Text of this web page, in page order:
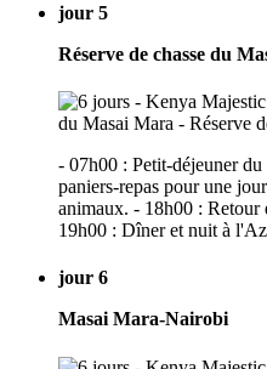
jour 5
Réserve de chasse du
- 07h00 : Petit-déjeuner
paniers-repas pour une
animaux. - 18h00 : Retour
19h00 : Dîner et nuit à
jour 6
Masai Mara-Nairobi